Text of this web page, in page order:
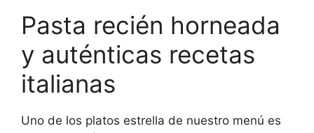
Pasta recién horneada
y auténticas recetas
italianas
Uno de los platos estrella de nuestro menú es